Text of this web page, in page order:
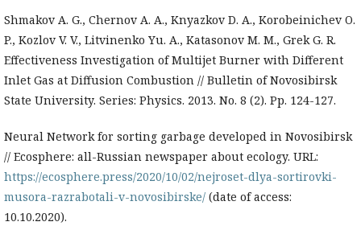
Shmakov A. G., Chernov A. A., Knyazkov D. A., Korobeinichev O.
P., Kozlov V. V., Litvinenko Yu. A., Katasonov M. M., Grek G. R.
Effectiveness Investigation of Multijet Burner with Different
Inlet Gas at Diffusion Combustion // Bulletin of Novosibirsk
State University. Series: Physics. 2013. No. 8 (2). Pр. 124-127.
Neural Network for sorting garbage developed in Novosibirsk
// Ecosphere: all-Russian newspaper about ecology. URL:
https://ecosphere.press/2020/10/02/nejroset-dlya-sortirovki-
musora-razrabotali-v-novosibirske/ (date of access:
10.10.2020).